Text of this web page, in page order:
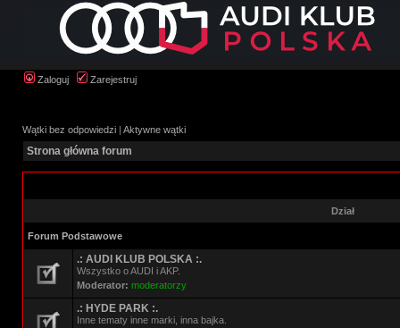
Zaloguj Zarejestruj
Wątki bez odpowiedzi | Aktywne wątki
Strona główna forum
Dział
Forum Podstawowe
.: AUDI KLUB POLSKA :.
Wszystko o AUDI i AKP.
Moderator: moderatorzy
.: HYDE PARK :.
Inne tematy inne marki, inna bajka.